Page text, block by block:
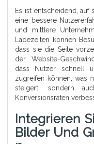
Es ist entscheidend, auf
eine bessere
und mittlere
Ladezeiten können
dass sie die Seite
der Website-
dass Nutzer schnell
zugreifen können, was
steigert, sondern
Konversionsraten
Integrieren
Bilder Und